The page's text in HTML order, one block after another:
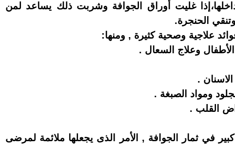
غليت أوراق الجوافة وشربت ذلك يساعد لمن
الحنجرة.
علاجية وصحية كثيرة , ومنها:
وعلاج السعال .
.
ومواد الصبغة .
القلب .
في ثمار الجوافة , الأمر الذى يجعلها ملائمة لمرضى